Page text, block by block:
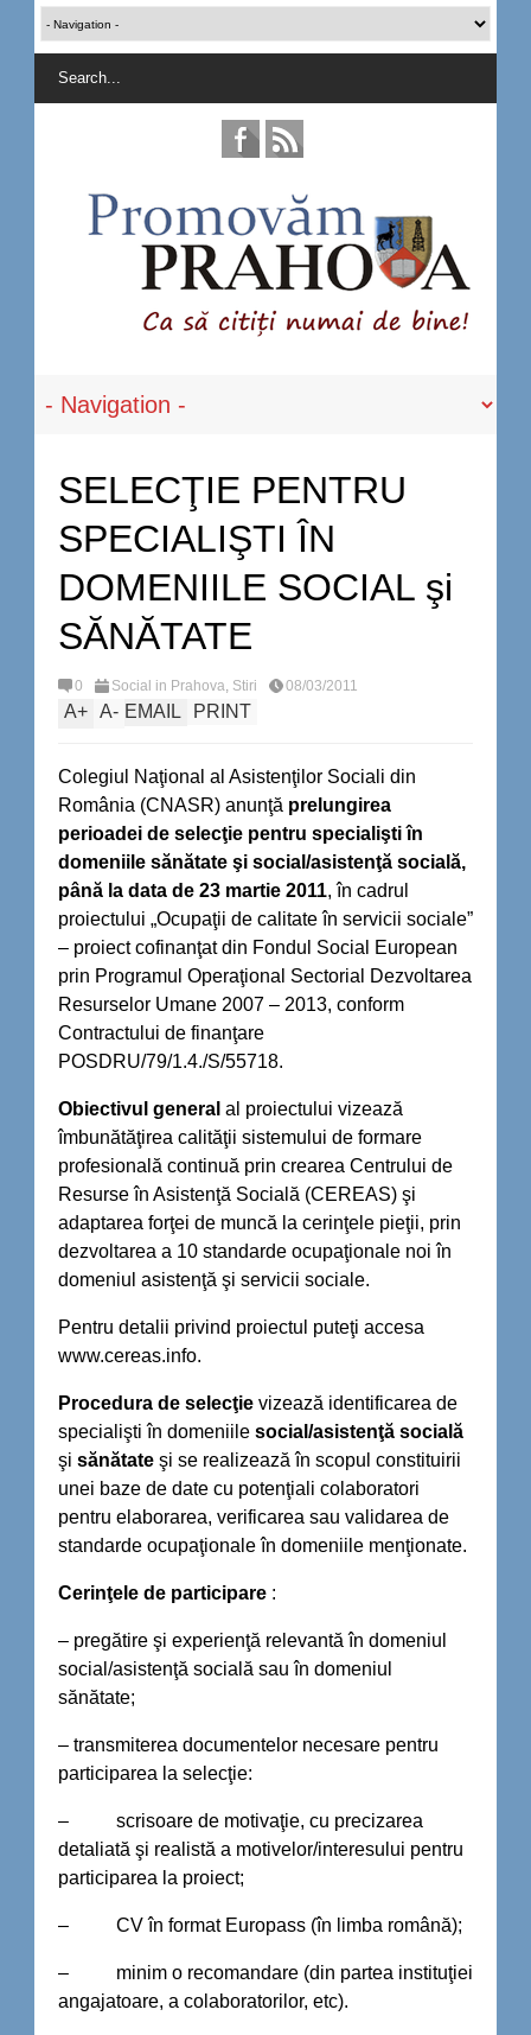
SELECŢIE PENTRU
SPECIALIŞTI ÎN
DOMENIILE SOCIAL şi
SĂNĂTATE
0 Social in Prahova, Stiri 08/03/2011
A+ A- EMAIL PRINT
Colegiul Naţional al Asistenţilor Sociali din
România (CNASR) anunţă prelungirea
perioadei de selecţie pentru specialişti în
domeniile sănătate şi social/asistenţă socială,
până la data de 23 martie 2011, în cadrul
proiectului „Ocupaţii de calitate în servicii sociale”
– proiect cofinanţat din Fondul Social European
prin Programul Operaţional Sectorial Dezvoltarea
Resurselor Umane 2007 – 2013, conform
Contractului de finanţare
POSDRU/79/1.4./S/55718.
Obiectivul general al proiectului vizează
îmbunătăţirea calităţii sistemului de formare
profesională continuă prin crearea Centrului de
Resurse în Asistenţă Socială (CEREAS) şi
adaptarea forţei de muncă la cerinţele pieţii, prin
dezvoltarea a 10 standarde ocupaţionale noi în
domeniul asistenţă şi servicii sociale.
Pentru detalii privind proiectul puteţi accesa
www.cereas.info.
Procedura de selecţie vizează identificarea de
specialişti în domeniile social/asistenţă socială
şi sănătate şi se realizează în scopul constituirii
unei baze de date cu potenţiali colaboratori
pentru elaborarea, verificarea sau validarea de
standarde ocupaţionale în domeniile menţionate.
Cerinţele de participare :
– pregătire şi experienţă relevantă în domeniul
social/asistenţă socială sau în domeniul
sănătate;
– transmiterea documentelor necesare pentru
participarea la selecţie:
– scrisoare de motivaţie, cu precizarea
detaliată şi realistă a motivelor/interesului pentru
participarea la proiect;
– CV în format Europass (în limba română);
– minim o recomandare (din partea instituţiei
angajatoare, a colaboratorilor, etc).